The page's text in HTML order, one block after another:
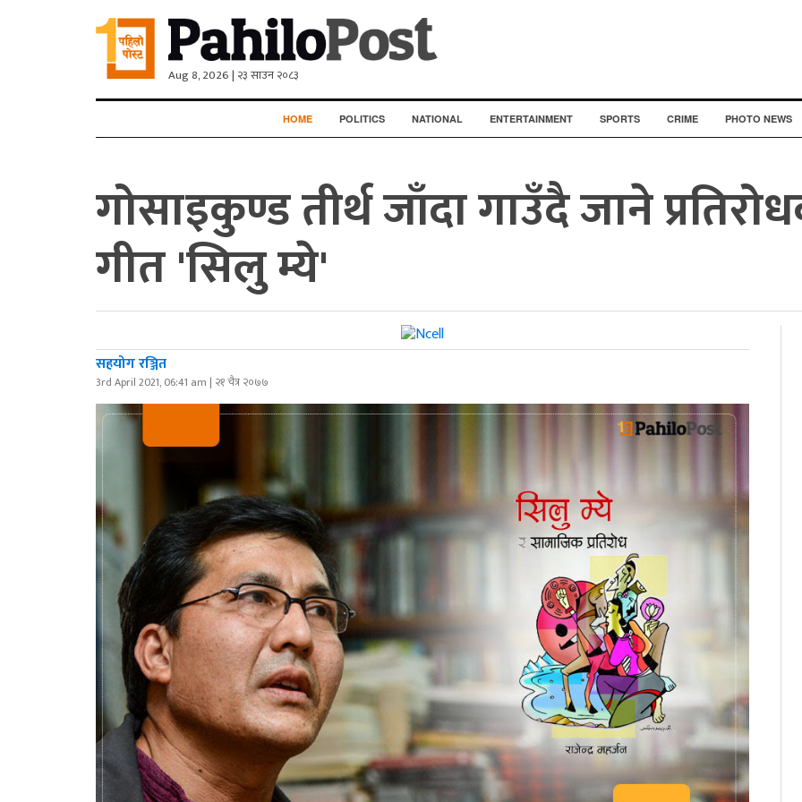
Aug 8, 2026 | २३ साउन २०८३
HOME POLITICS NATIONAL ENTERTAINMENT SPORTS CRIME PHOTO NEWS
गोसाइकुण्ड तीर्थ जाँदा गाउँदै जाने
गीत 'सिलु म्ये'
सहयोग रञ्जित
3rd April 2021, 06:41 am | २१ चैत्र २०७७